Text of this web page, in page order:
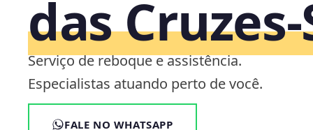
das
Serviço de reboque e assistência.
Especialistas atuando perto de você.
FALE NO WHATSAPP